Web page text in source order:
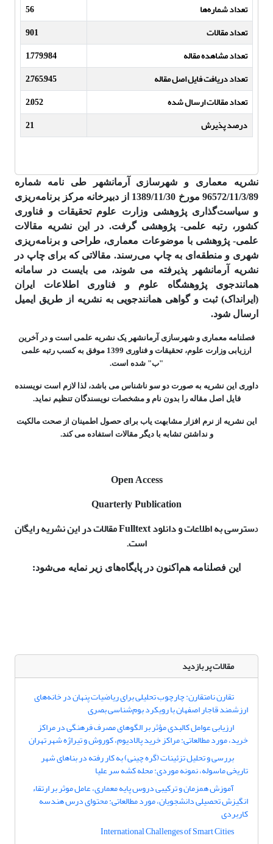
تعداد شماره‌ها
56
تعداد مقالات
901
تعداد مشاهده مقاله
1,779,984
تعداد دریافت فایل اصل مقاله
2,765,945
تعداد مقالات ارسال شده
2,052
درصد پذیرش
21
نشریه معماری و شهرسازی آرمان­شهر طی نامه شماره
96572/11/3/89 مورخ 1389/11/30 از دبیرخانه مرکز برنامه‌ریزی
و سیاست‌گذاری پژوهشی وزارت علوم تحقیقات و فناوری
کشور، رتبه علمی- پژوهشی گرفت. در این نشریه مقالات
علمی- پژوهشی با موضوعات معماری، طراحی و برنامه‌ریزی
شهری و منطقه‌ای به چاپ می‌رسند. مقالاتی که برای چاپ در
نشریه آرمانشهر پذیرفته می شوند، می بایست در سامانه
همانندجوی پژوهشگاه علوم و فناوری اطلاعات ایران
(ایرانداک) ثبت و گواهی همانندجویی به نشریه از طریق ایمیل
ارسال شود.
فصلنامه معماری و شهرسازی آرمانشهر یک نشریه علمی است و در آخرین
ارزیابی وزارت علوم، تحقیقات و فناوری 1399 موفق به کسب رتبه علمی
"ب" شده است.
داوری این نشریه به صورت دو سو ناشناس می باشد، لذا لازم است نویسنده
فایل اصل مقاله را بدون نام و مشخصات نویسندگان تنظیم نماید.
این نشریه از نرم افزار مشابهت یاب برای حصول اطمینان از صحت مالکیت
و نداشتن تشابه با دیگر مقالات استفاده می کند.
Open Access
Quarterly Publication
د
سترسی به اطلاعات و دانلود Fulltext مقالات در این نشریه رایگان
است.
این فصلنامه هم‌اکنون در پایگاه‌های زیر نمایه می‌شود:
مقالات پر بازدید
تقارن نامتقارن: چارچوب تحلیلی برای ریاضیات پنهان در خانه‌های
ارزشمند قاجار اصفهان با رویکرد بوم‌شناسی بصری
ارزیابی عوامل کالبدی مؤثر بر الگوهای مصرف فرهنگی در مراکز
خرید، مورد مطالعاتی: مراکز خرید پالادیوم، کوروش و تیراژه شهر تهران
بررسی و تحلیل تزئینات (گره چینی) به کار رفته در بناهای شهر
تاریخی ماسوله، نمونه موردی: محله کشه سر علیا
آموزش همزمان و ترکیبی دروس پایه معماری، عامل موثر بر ارتقاء
انگیزش تحصیلی دانشجویان، مورد مطالعاتی: محتوای درس هندسه
کاربردی
International Challenges of Smart Cities